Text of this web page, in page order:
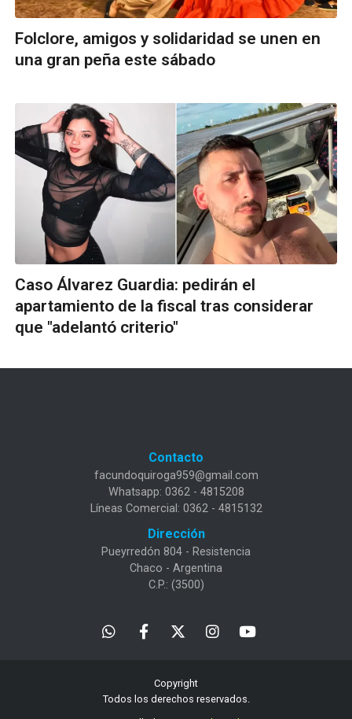
Folclore, amigos y solidaridad se unen en
una gran peña este sábado
Caso Álvarez Guardia: pedirán el
apartamiento de la fiscal tras considerar
que "adelantó criterio"
Contacto
facundoquiroga959@gmail.com
Whatsapp: 0362 - 4815208
Líneas Comercial: 0362 - 4815132
Dirección
Pueyrredón 804 - Resistencia
Chaco - Argentina
C.P.: (3500)
Copyright
Todos los derechos reservados.